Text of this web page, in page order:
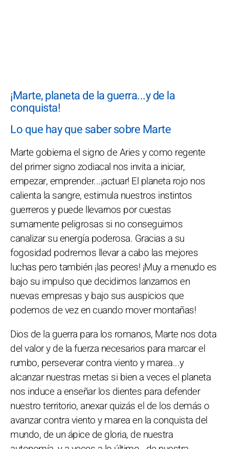
¡Marte, planeta de la guerra...y de la
conquista!
Lo que hay que saber sobre Marte
Marte gobierna el signo de Aries y como regente
del primer signo zodiacal nos invita a iniciar,
empezar, emprender...¡actuar! El planeta rojo nos
calienta la sangre, estimula nuestros instintos
guerreros y puede llevarnos por cuestas
sumamente peligrosas si no conseguimos
canalizar su energía poderosa. Gracias a su
fogosidad podremos llevar a cabo las mejores
luchas pero también ¡las peores! ¡Muy a menudo es
bajo su impulso que decidimos lanzarnos en
nuevas empresas y bajo sus auspicios que
podemos de vez en cuando mover montañas!
Dios de la guerra para los romanos, Marte nos dota
del valor y de la fuerza necesarios para marcar el
rumbo, perseverar contra viento y marea...y
alcanzar nuestras metas si bien a veces el planeta
nos induce a enseñar los dientes para defender
nuestro territorio, anexar quizás el de los demás o
avanzar contra viento y marea en la conquista del
mundo, de un ápice de gloria, de nuestra